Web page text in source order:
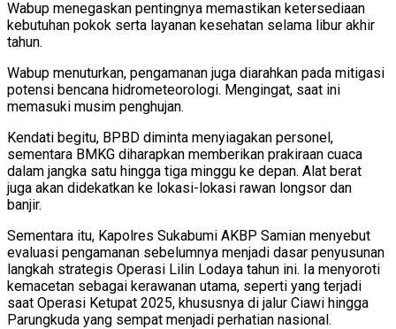
Wabup menegaskan pentingnya memastikan ketersediaan
kebutuhan pokok serta layanan kesehatan selama libur akhir
tahun.
Wabup menuturkan, pengamanan juga diarahkan pada mitigasi
potensi bencana hidrometeorologi. Mengingat, saat ini
memasuki musim penghujan.
Kendati begitu, BPBD diminta menyiagakan personel,
sementara BMKG diharapkan memberikan prakiraan cuaca
dalam jangka satu hingga tiga minggu ke depan. Alat berat
juga akan didekatkan ke lokasi-lokasi rawan longsor dan
banjir.
Sementara itu, Kapolres Sukabumi AKBP Samian menyebut
evaluasi pengamanan sebelumnya menjadi dasar penyusunan
langkah strategis Operasi Lilin Lodaya tahun ini. Ia menyoroti
kemacetan sebagai kerawanan utama, seperti yang terjadi
saat Operasi Ketupat 2025, khususnya di jalur Ciawi hingga
Parungkuda yang sempat menjadi perhatian nasional.